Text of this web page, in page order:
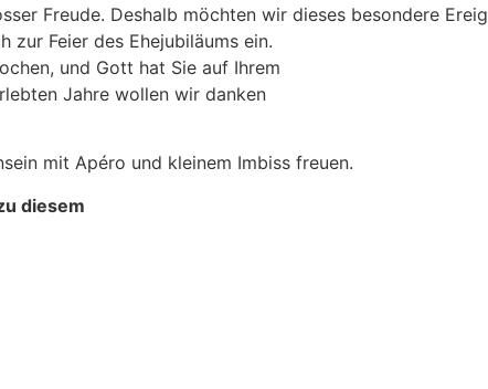
Freude. Deshalb möchten wir dieses besondere
zur Feier des Ehejubiläums ein.
und Gott hat Sie auf Ihrem
Jahre wollen wir danken
mit Apéro und kleinem Imbiss freuen.
diesem